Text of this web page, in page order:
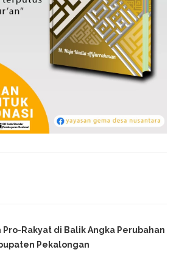
Rakyat di Balik Angka Perubahan
Pekalongan